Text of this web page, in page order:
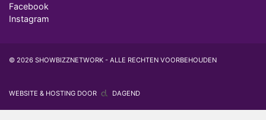
Facebook
Instagram
© 2026 SHOWBIZZNETWORK - ALLE RECHTEN VOORBEHOUDEN
WEBSITE & HOSTING DOOR DAGEND